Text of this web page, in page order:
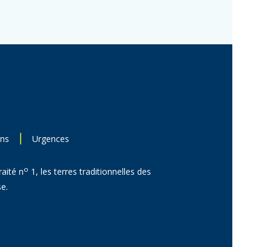
Urgences
no 1, les terres traditionnelles des